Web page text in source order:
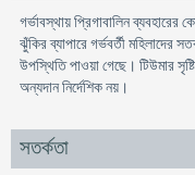
গর্ভাবস্থায় প্রিগাবালিন
ঝুঁকির ব্যাপারে গর্ভবর্তী মহিলাদের
উপস্থিতি পাওয়া গেছে। টিউমার
অন্যদান নির্দেশিক নয়।
সতর্কতা